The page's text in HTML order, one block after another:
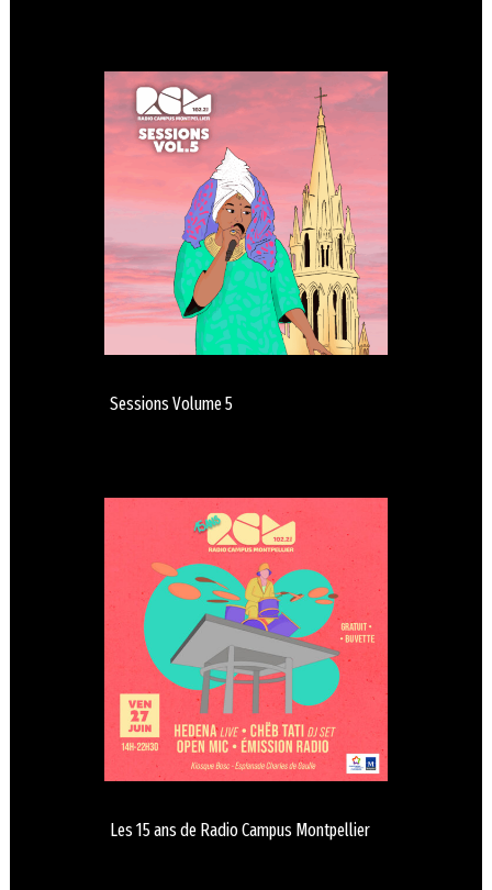
Sessions Volume 5
Les 15 ans de Radio Campus Montpellier